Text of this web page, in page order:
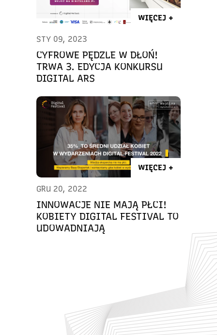
WIĘCEJ +
STY 09, 2023
CYFROWE PĘDZLE W DŁOŃ!
TRWA 3. EDYCJA KONKURSU
DIGITAL ARS
WIĘCEJ +
GRU 20, 2022
INNOWACJE NIE MAJĄ PŁCI!
KOBIETY DIGITAL FESTIVAL TO
UDOWADNIAJĄ